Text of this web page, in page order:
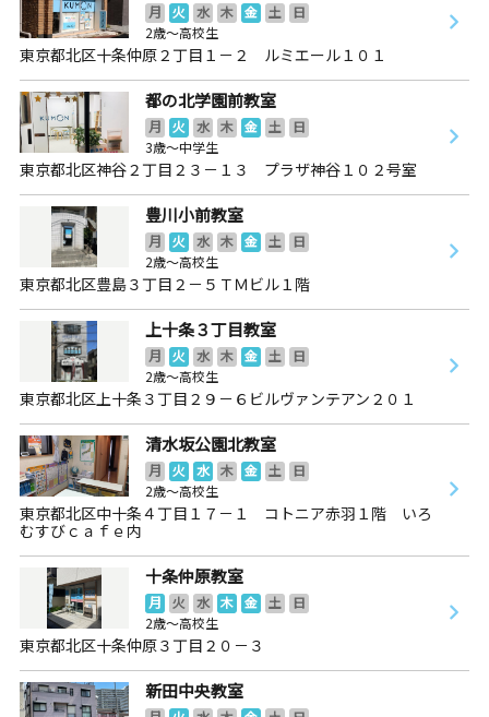
月 火 水 木 金 土
日
2歳～高校生
東京都北区十条仲原２丁目１－２ ルミエール１０１
都の北学園前教室
月 火 水 木 金 土
日
3歳～中学生
東京都北区神谷２丁目２３－１３ プラザ神谷１０２号室
豊川小前教室
月 火 水 木 金 土
日
2歳～高校生
東京都北区豊島３丁目２－５ＴＭビル１階
上十条３丁目教室
月 火 水 木 金 土
日
2歳～高校生
東京都北区上十条３丁目２９－６ビルヴァンテアン２０１
清水坂公園北教室
月 火 水 木 金 土
日
2歳～高校生
東京都北区中十条４丁目１７－１ コトニア赤羽１階 いろ
むすびｃａｆｅ内
十条仲原教室
月 火 水 木 金 土
日
2歳～高校生
東京都北区十条仲原３丁目２０－３
新田中央教室